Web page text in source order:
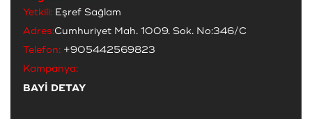
Yetkili: Eşref Sağlam
Adres:Cumhuriyet Mah. 1009. Sok. No:346/C
Telefon: +905442569823
Kampanya:
BAYİ DETAY